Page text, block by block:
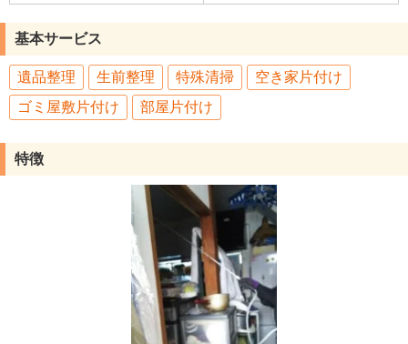
基本サービス
遺品整理 生前整理 特殊清掃
空き家片付け
ゴミ屋敷片付け
部屋片付け
特徴